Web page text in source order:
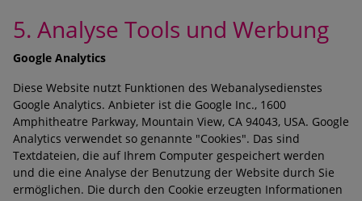
5. Analyse Tools und Werbung
Google Analytics
Diese Website nutzt Funktionen des Webanalysedienstes
Google Analytics. Anbieter ist die Google Inc., 1600
Amphitheatre Parkway, Mountain View, CA 94043, USA. Google
Analytics verwendet so genannte "Cookies". Das sind
Textdateien, die auf Ihrem Computer gespeichert werden
und die eine Analyse der Benutzung der Website durch Sie
ermöglichen. Die durch den Cookie erzeugten Informationen